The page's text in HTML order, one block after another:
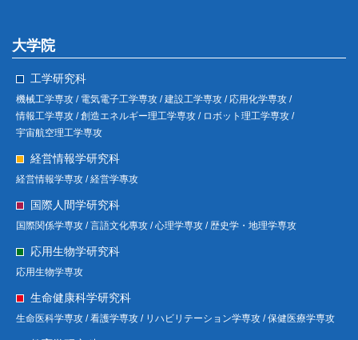
大学院
工学研究科
機械工学専攻 / 電気電子工学専攻 / 建設工学専攻 / 応用化学専攻 /
情報工学専攻 / 創造エネルギー理工学専攻 / ロボット理工学専攻 /
宇宙航空理工学専攻
経営情報学研究科
経営情報学専攻 / 経営学專攻
国際人間学研究科
国際関係学専攻 / 言語文化專攻 / 心理学専攻 / 歴史学・地理学専攻
応用生物学研究科
応用生物学専攻
生命健康科学研究科
生命医科学専攻 / 看護学専攻 / リハビリテーション学専攻 / 保健医療学専攻